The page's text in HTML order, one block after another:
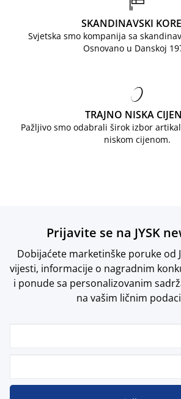
SKANDINAVSKI
Svjetska smo kompanija sa
Osnovano u Danskoj
TRAJNO NISKA
Pažljivo smo odabrali širok izbor
niskom cijenom.
Prijavite se na JYSK
Dobijaćete marketinške poruke od
vijesti, informacije o nagradnim
i ponude sa personalizovanim
na vašim ličnim